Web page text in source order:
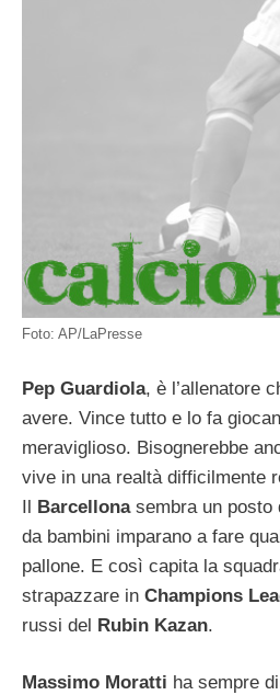
Foto: AP/LaPresse
Pep Guardiola, è l’allenatore
avere. Vince tutto e lo fa
meraviglioso. Bisognerebbe
vive in una realtà difficilmente
Il Barcellonasembra un posto
da bambini imparano a fare
pallone. E così capita la
strapazzare in Champions
russi del Rubin Kazan.
Massimo Moratti ha sempre